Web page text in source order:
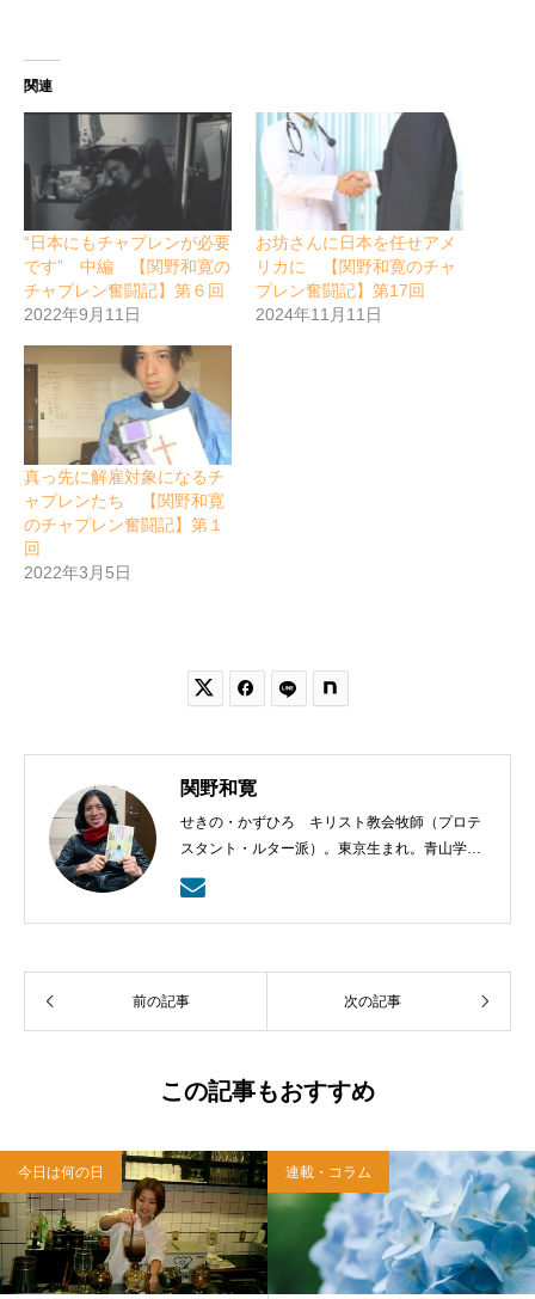
関連
“日本にもチャプレンが必要
です” 中編 【関野和寛の
チャプレン奮闘記】第６回
2022年9月11日
お坊さんに日本を任せアメ
リカに 【関野和寛のチャ
プレン奮闘記】第17回
2024年11月11日
真っ先に解雇対象になるチ
ャプレンたち 【関野和寛
のチャプレン奮闘記】第１
回
2022年3月5日
 
関野和寛
せきの・かずひろ キリスト教会牧師（プロテ
スタント・ルター派）。東京生まれ。青山学院
大学、日本ルーテル神学校を卒業後、香港ルー
テル神学校牧会宣教博士課程で学ぶ。2006年か
ら14年間、歌舞伎町の裏にある日本福音ルーテ
日常の場で赦しや愛を伝えるためにあらゆる場
所に出向き講演やロックライブをする。米ミネ
て、帰国後は在宅医療・ホスピスチャプレン、
前の記事 次の記事
この記事もおすすめ
今日は何の日 連載・コラム